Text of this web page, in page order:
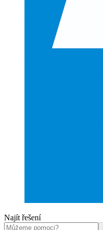
Najít řešení